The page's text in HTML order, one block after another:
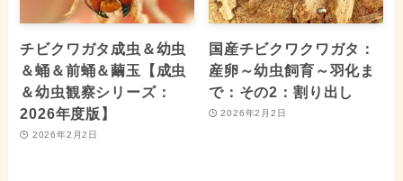
チビクワガタ成虫＆幼虫
＆蛹＆前蛹＆繭玉【成虫
＆幼虫観察シリーズ：
2026年度版】
2026年2月2日
国産チビクワクワガタ：
産卵～幼虫飼育～羽化ま
で：その2：割り出し
2026年2月2日